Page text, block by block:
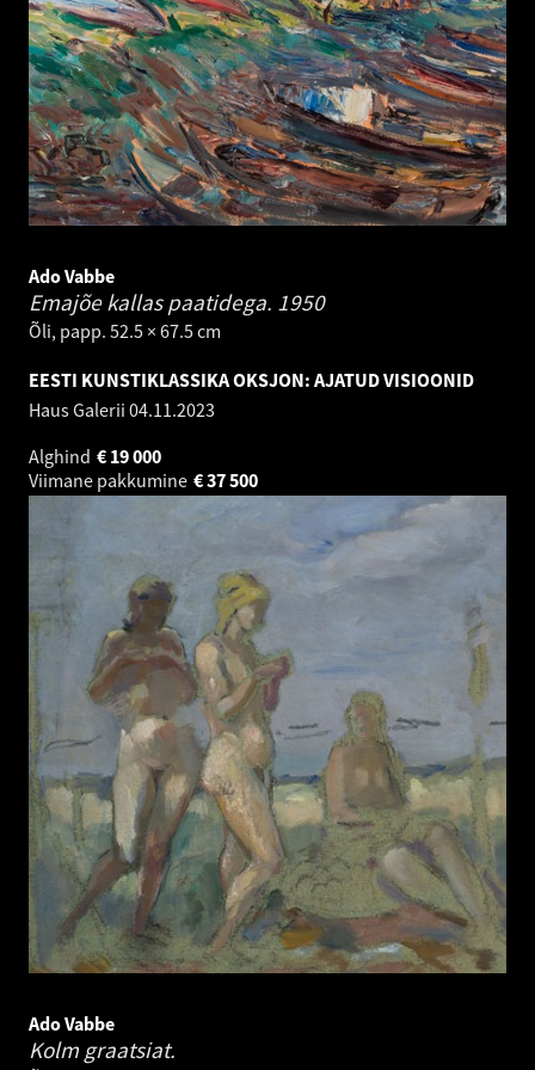
Ado Vabbe
Emajõe kallas paatidega. 1950
Õli, papp. 52.5 × 67.5 cm
EESTI KUNSTIKLASSIKA OKSJON: AJATUD VISIOONID
Haus Galerii 04.11.2023
Alghind
19 000
€
Viimane pakkumine
37 500
€
Ado Vabbe
Kolm graatsiat.